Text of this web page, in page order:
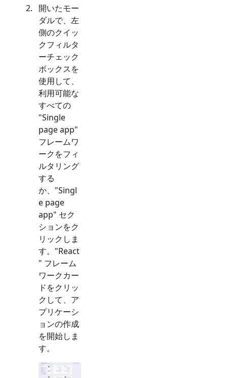
開いたモー
ダルで、左
側のクイッ
クフィルタ
ーチェック
ボックスを
使用して、
利用可能な
すべての
"Single
page app"
フレームワ
ークをフィ
ルタリング
する
か、"Singl
e page
app" セク
ションをク
リックしま
す。"React
" フレーム
ワークカー
ドをクリッ
クして、ア
プリケーシ
ョンの作成
を開始しま
す。